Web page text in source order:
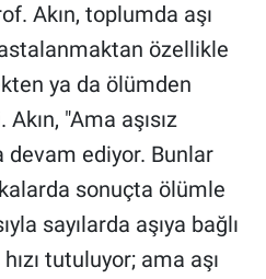
Akın, toplumda aşı
özellikle
ya da ölümden
"Ama aşısız
ediyor. Bunlar
sonuçta ölümle
sayılarda aşıya bağlı
tutuluyor; ama aşı